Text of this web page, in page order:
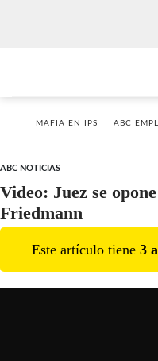
MAFIA EN IPS ABC
ABC NOTICIAS
Video: Juez se
Friedmann
Este artículo tiene 3